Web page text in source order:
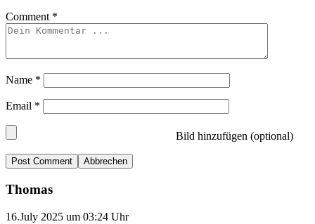
Comment *
Name *
Email *
Bild hinzufügen (optional)
Abbrechen
Thomas
16.July 2025 um 03:24 Uhr